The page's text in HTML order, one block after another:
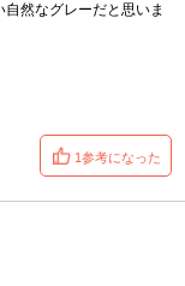
然なグレーだと思いま
1参考になった